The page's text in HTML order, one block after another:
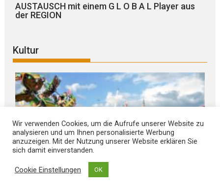
AUSTAUSCH mit einem G L O B A L Player aus
der REGION
Kultur
Wir verwenden Cookies, um die Aufrufe unserer Website zu
analysieren und um Ihnen personalisierte Werbung
anzuzeigen. Mit der Nutzung unserer Website erklären Sie
sich damit einverstanden.
Cookie Einstellungen OK